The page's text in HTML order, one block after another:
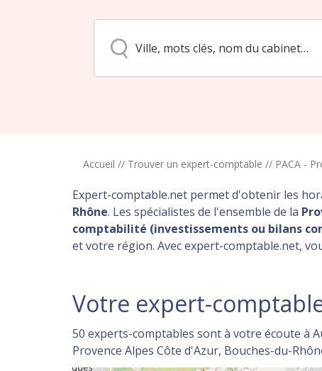
Accueil // Trouver un expert-comptable // PACA -
Expert-comptable.net permet d'obtenir les
Rhône. Les spécialistes de l'ensemble de la
comptabilité (investissements ou bilans
et votre région. Avec expert-comptable.net,
Votre expert-
50 experts-comptables sont à votre écoute à
Provence Alpes Côte d'Azur, Bouches-du-